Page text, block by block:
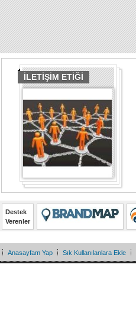
İLETİŞİM ETİĞİ
Destek
Verenler
Anasayfam Yap Sık Kullanılanlara Ekle